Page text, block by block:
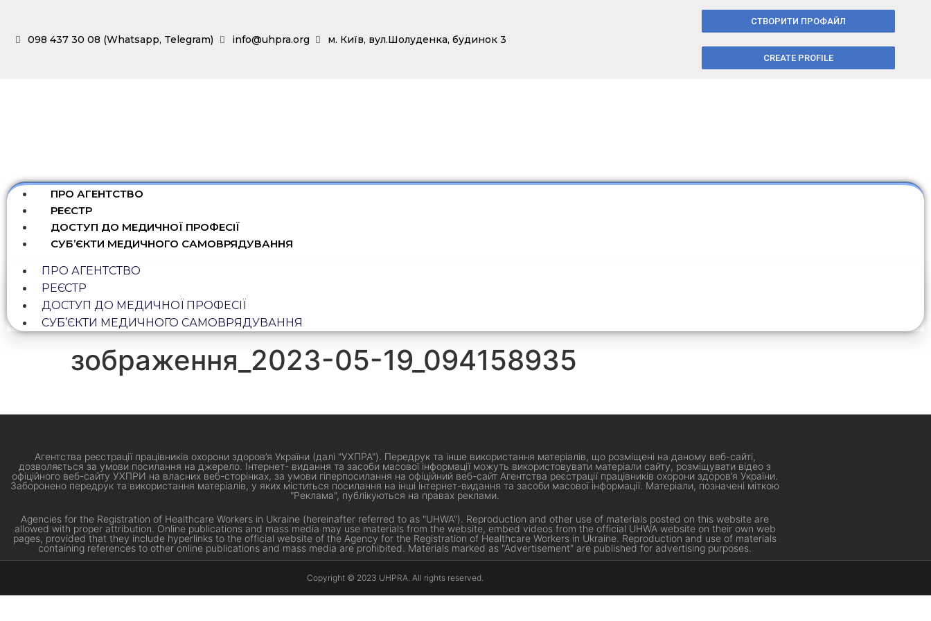
098 437 30 08 (Whatsapp, Telegram) info@uhpra.org м. Київ, вул.Шолуденка, будинок 3
СТВОРИТИ ПРОФАЙЛ
CREATE PROFILE
ПРО АГЕНТСТВО
РЕЄСТР
ДОСТУП ДО МЕДИЧНОЇ ПРОФЕСІЇ
СУБ’ЄКТИ МЕДИЧНОГО САМОВРЯДУВАННЯ
ПРО АГЕНТСТВО
РЕЄСТР
ДОСТУП ДО МЕДИЧНОЇ ПРОФЕСІЇ
СУБ’ЄКТИ МЕДИЧНОГО САМОВРЯДУВАННЯ
зображення_2023-05-19_094158935
Агентства реєстрації працівників охорони здоров’я України (далі "УХПРА"). Передрук та інше використання матеріалів, що розміщені на даному веб-сайті,
дозволяється за умови посилання на джерело. Інтернет- видання та засоби масової інформації можуть використовувати матеріали сайту, розміщувати відео з
офіційного веб-сайту УХПРИ на власних веб-сторінках, за умови гіперпосилання на офіційний веб-сайт Агентства реєстрації працівників охорони здоров’я України.
Заборонено передрук та використання матеріалів, у яких міститься посилання на інші інтернет-видання та засоби масової інформації. Матеріали, позначені міткою
"Реклама", публікуються на правах реклами.
Agencies for the Registration of Healthcare Workers in Ukraine (hereinafter referred to as "UHWA"). Reproduction and other use of materials posted on this website are
allowed with proper attribution. Online publications and mass media may use materials from the website, embed videos from the official UHWA website on their own web
pages, provided that they include hyperlinks to the official website of the Agency for the Registration of Healthcare Workers in Ukraine. Reproduction and use of materials
containing references to other online publications and mass media are prohibited. Materials marked as "Advertisement" are published for advertising purposes.
Copyright © 2023 UHPRA. All rights reserved.